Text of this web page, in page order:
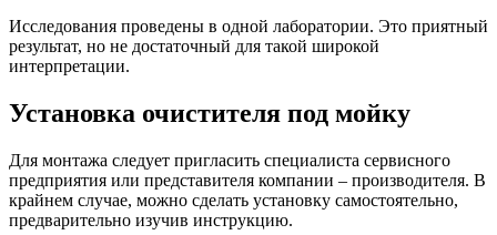
Исследования проведены в одной лаборатории. Это приятный
результат, но не достаточный для такой широкой
интерпретации.
Установка очистителя под мойку
Для монтажа следует пригласить специалиста сервисного
предприятия или представителя компании – производителя. В
крайнем случае, можно сделать установку самостоятельно,
предварительно изучив инструкцию.